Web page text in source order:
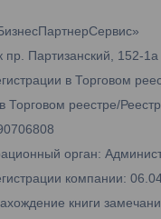
пр. Партизанский, 152-1а
в Торговом
Торговом реестре/
орган:
компании:
книги